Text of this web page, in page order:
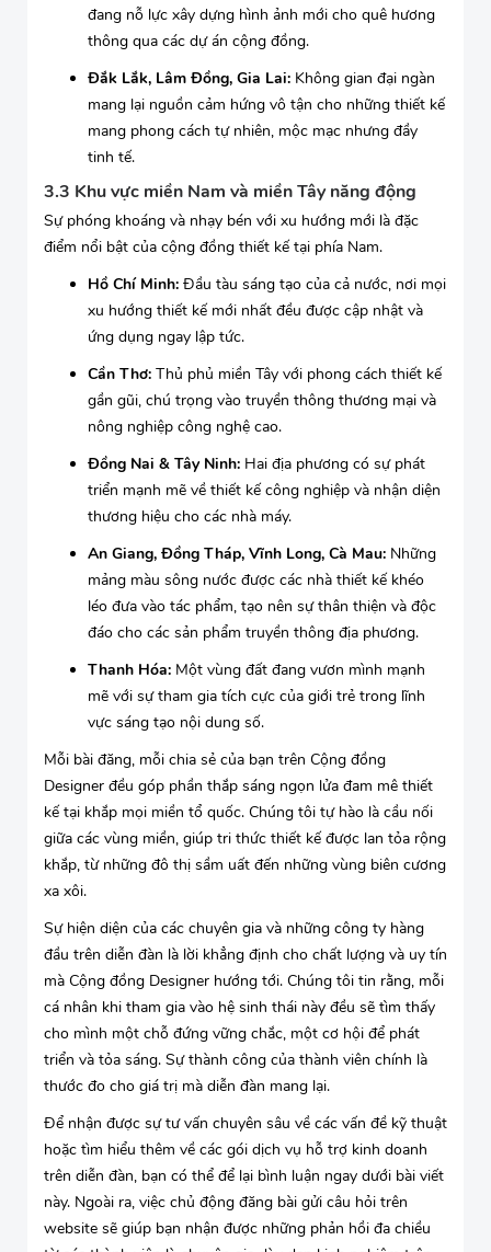
đang nỗ lực xây dựng hình ảnh mới cho quê hương
thông qua các dự án cộng đồng.
Đắk Lắk, Lâm Đồng, Gia Lai: Không gian đại ngàn
mang lại nguồn cảm hứng vô tận cho những thiết kế
mang phong cách tự nhiên, mộc mạc nhưng đầy
tinh tế.
3.3 Khu vực miền Nam và miền Tây năng động
Sự phóng khoáng và nhạy bén với xu hướng mới là đặc
điểm nổi bật của cộng đồng thiết kế tại phía Nam.
Hồ Chí Minh: Đầu tàu sáng tạo của cả nước, nơi mọi
xu hướng thiết kế mới nhất đều được cập nhật và
ứng dụng ngay lập tức.
Cần Thơ: Thủ phủ miền Tây với phong cách thiết kế
gần gũi, chú trọng vào truyền thông thương mại và
nông nghiệp công nghệ cao.
Đồng Nai & Tây Ninh: Hai địa phương có sự phát
triển mạnh mẽ về thiết kế công nghiệp và nhận diện
thương hiệu cho các nhà máy.
An Giang, Đồng Tháp, Vĩnh Long, Cà Mau: Những
mảng màu sông nước được các nhà thiết kế khéo
léo đưa vào tác phẩm, tạo nên sự thân thiện và độc
đáo cho các sản phẩm truyền thông địa phương.
Thanh Hóa: Một vùng đất đang vươn mình mạnh
mẽ với sự tham gia tích cực của giới trẻ trong lĩnh
vực sáng tạo nội dung số.
Mỗi bài đăng, mỗi chia sẻ của bạn trên Cộng đồng
Designer đều góp phần thắp sáng ngọn lửa đam mê thiết
kế tại khắp mọi miền tổ quốc. Chúng tôi tự hào là cầu nối
giữa các vùng miền, giúp tri thức thiết kế được lan tỏa rộng
khắp, từ những đô thị sầm uất đến những vùng biên cương
xa xôi.
Sự hiện diện của các chuyên gia và những công ty hàng
đầu trên diễn đàn là lời khẳng định cho chất lượng và uy tín
mà Cộng đồng Designer hướng tới. Chúng tôi tin rằng, mỗi
cá nhân khi tham gia vào hệ sinh thái này đều sẽ tìm thấy
cho mình một chỗ đứng vững chắc, một cơ hội để phát
triển và tỏa sáng. Sự thành công của thành viên chính là
thước đo cho giá trị mà diễn đàn mang lại.
Để nhận được sự tư vấn chuyên sâu về các vấn đề kỹ thuật
hoặc tìm hiểu thêm về các gói dịch vụ hỗ trợ kinh doanh
trên diễn đàn, bạn có thể để lại bình luận ngay dưới bài viết
này. Ngoài ra, việc chủ động đăng bài gửi câu hỏi trên
website sẽ giúp bạn nhận được những phản hồi đa chiều